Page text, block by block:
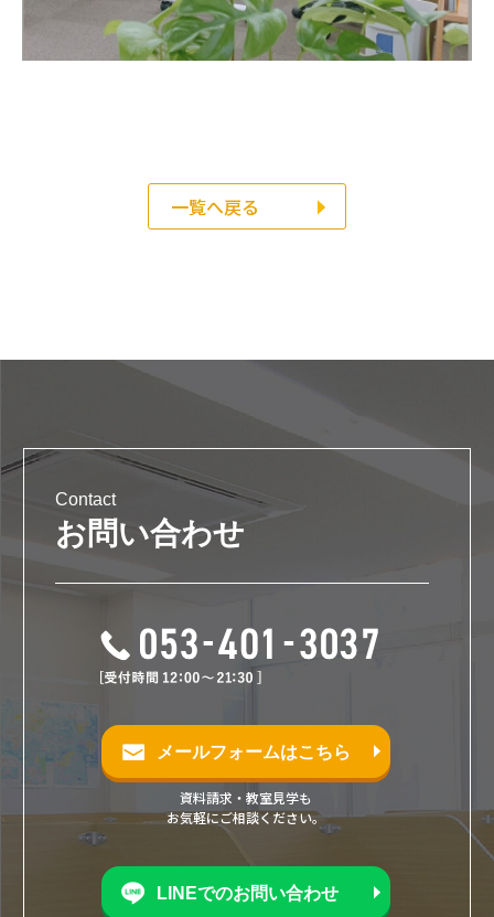
一覧へ戻る
Contact
お問い合わせ
メールフォームはこちら
資料請求・教室見学も
お気軽にご相談ください。
LINEでのお問い合わせ